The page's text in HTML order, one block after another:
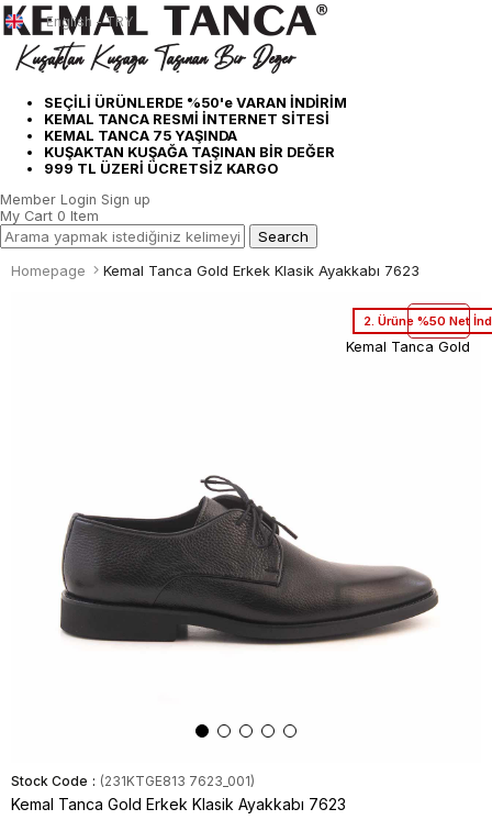
SEÇİLİ ÜRÜNLERDE %50'e VARAN İNDİRİM
KEMAL TANCA RESMİ İNTERNET SİTESİ
KEMAL TANCA 75 YAŞINDA
KUŞAKTAN KUŞAĞA TAŞINAN BİR DEĞER
999 TL ÜZERİ ÜCRETSİZ KARGO
English - TRY
Member Login Sign up
My Cart 0 Item
Homepage Kemal Tanca Gold Erkek Klasik Ayakkabı 7623
2. Ürüne %50 Net
Kemal Tanca Gold
Stock Code (231KTGE813 7623_001)
Kemal Tanca Gold Erkek Klasik Ayakkabı 7623